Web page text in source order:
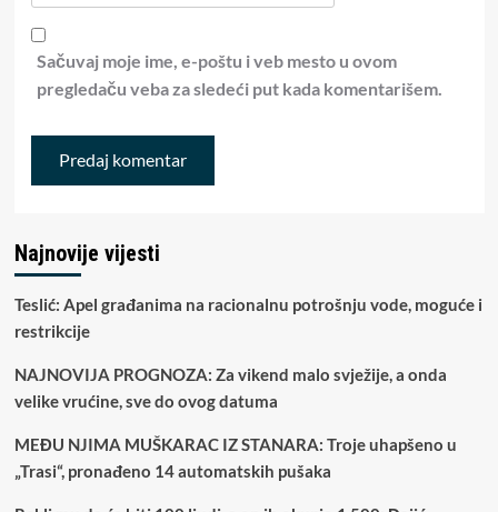
Sačuvaj moje ime, e-poštu i veb mesto u ovom
pregledaču veba za sledeći put kada komentarišem.
Najnovije vijesti
Teslić: Apel građanima na racionalnu potrošnju vode, moguće i
restrikcije
NAJNOVIJA PROGNOZA: Za vikend malo svježije, a onda
velike vrućine, sve do ovog datuma
MEĐU NJIMA MUŠKARAC IZ STANARA: Troje uhapšeno u
„Trasi“, pronađeno 14 automatskih pušaka